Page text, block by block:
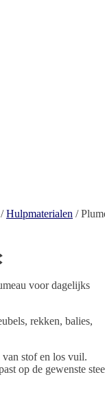
/Hulpmaterialen /
voor dagelijks
rekken, balies,
stof en los vuil.
op de gewenste